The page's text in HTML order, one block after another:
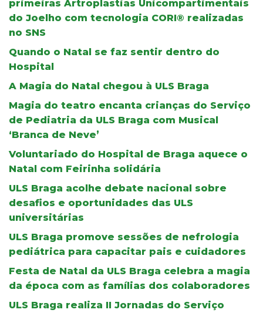
primeiras Artroplastias Unicompartimentais
do Joelho com tecnologia CORI® realizadas
no SNS
Quando o Natal se faz sentir dentro do
Hospital
A Magia do Natal chegou à ULS Braga
Magia do teatro encanta crianças do Serviço
de Pediatria da ULS Braga com Musical
‘Branca de Neve’
Voluntariado do Hospital de Braga aquece o
Natal com Feirinha solidária
ULS Braga acolhe debate nacional sobre
desafios e oportunidades das ULS
universitárias
ULS Braga promove sessões de nefrologia
pediátrica para capacitar pais e cuidadores
Festa de Natal da ULS Braga celebra a magia
da época com as famílias dos colaboradores
ULS Braga realiza II Jornadas do Serviço